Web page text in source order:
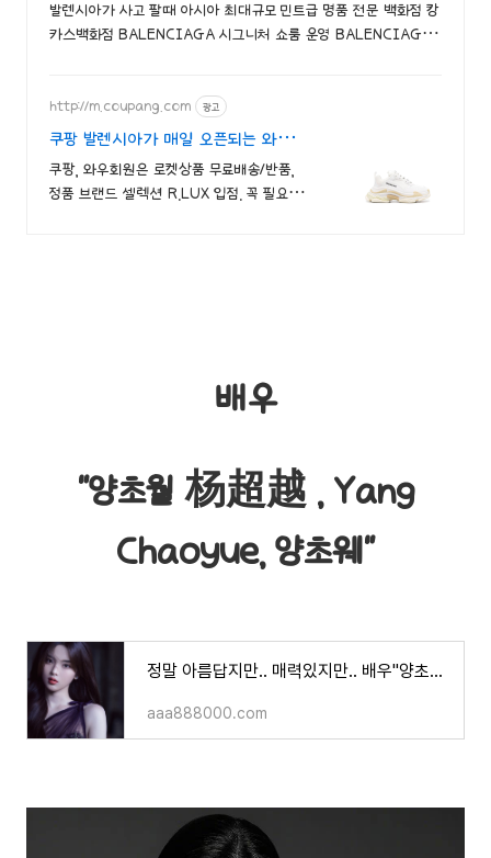
발렌시아가 사고 팔때 아시아 최대규모 민트급 명품 전문 백화점 캉
카스백화점 BALENCIAGA 시그니처 쇼룸 운영 BALENCIAGA
http://m.coupang.com 광고
쿠팡 발렌시아가 매일 오픈되는 와우회
원 특가
쿠팡, 와우회원은 로켓상품 무료배송/반품,
정품 브랜드 셀렉션 R.LUX 입점. 꼭 필요한
배우
"양초월 杨超越 , Yang
Chaoyue, 양초웨"
정말 아름답지만.. 매력있지만.. 배우"양초월"
aaa888000.com